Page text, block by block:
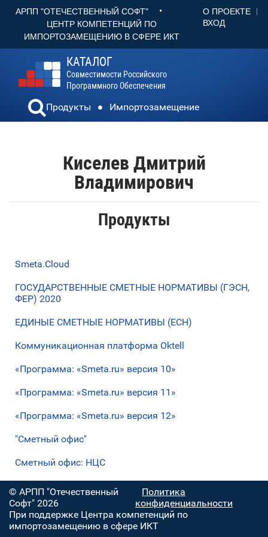
АРПП "ОТЕЧЕСТВЕННЫЙ СОФТ" •
ЦЕНТР КОМПЕТЕНЦИЙ ПО
ИМПОРТОЗАМЕЩЕНИЮ В СФЕРЕ ИКТ
О ПРОЕКТЕ
ВХОД
КАТАЛОГ
Совместимости Российского
Программного Обеспечения
Продукты Импортозамещение
Киселев Дмитрий
Владимирович
Продукты
Smeta.Cloud
ГОСУДАРСТВЕННЫЕ СМЕТНЫЕ НОРМАТИВЫ (ГЭСН,
ФЕР) 2020
ЕДИНЫЕ СМЕТНЫЕ НОРМАТИВЫ (ЕСН)
Коммуникационная платформа Oktell
«Программа: «Smeta.ru» версия 10»
«Программа: «Smeta.ru» версия 11»
«Программа: «Smeta.ru» версия 12»
"Сметный офис"
Сметный офис: НЦС
© АРПП "Отечественный
Софт" 2026
Политика
конфиденциальности
При поддержке Центра компетенций по
импортозамещению в сфере ИКТ